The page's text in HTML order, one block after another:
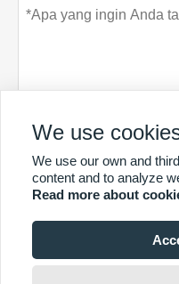
Menyerahkan
LEBIH BANYAK
Hak Cipta Oleh ©
We use
We use our own and
content and to analyze
Read more about